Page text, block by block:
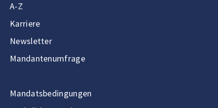
A-Z
Karriere
Newsletter
Mandantenumfrage
Mandatsbedingungen